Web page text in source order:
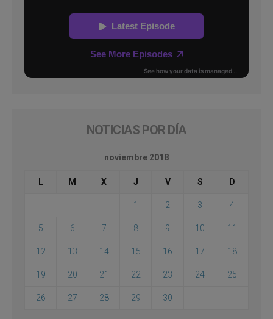
NOTICIAS POR DÍA
noviembre 2018
L M X J V S D
1 2 3 4
5 6 7 8 9 10 11
12 13 14 15 16 17 18
19 20 21 22 23 24 25
26 27 28 29 30